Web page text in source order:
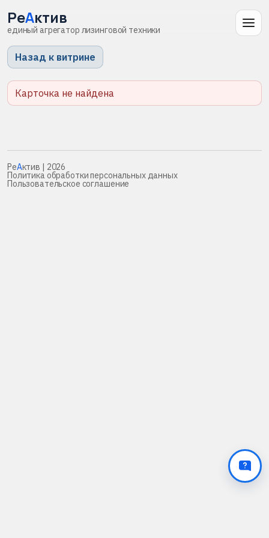
РеАктив
единый агрегатор лизинговой техники
Назад к витрине
Карточка не найдена
РеАктив | 2026
Политика обработки персональных данных
Пользовательское соглашение